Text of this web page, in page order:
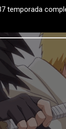
temporada